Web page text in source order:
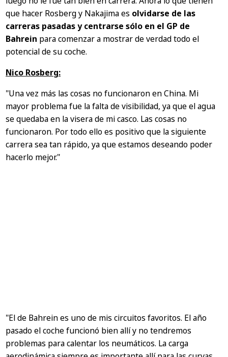
que hacer Rosberg y Nakajima es olvidarse de las
carreras pasadas y centrarse sólo en el GP de
Bahrein para comenzar a mostrar de verdad todo el
potencial de su coche.
Nico Rosberg:
"Una vez más las cosas no funcionaron en China. Mi
mayor problema fue la falta de visibilidad, ya que el agua
se quedaba en la visera de mi casco. Las cosas no
funcionaron. Por todo ello es positivo que la siguiente
carrera sea tan rápido, ya que estamos deseando poder
hacerlo mejor."
"El de Bahrein es uno de mis circuitos favoritos. El año
pasado el coche funcionó bien allí y no tendremos
problemas para calentar los neumáticos. La carga